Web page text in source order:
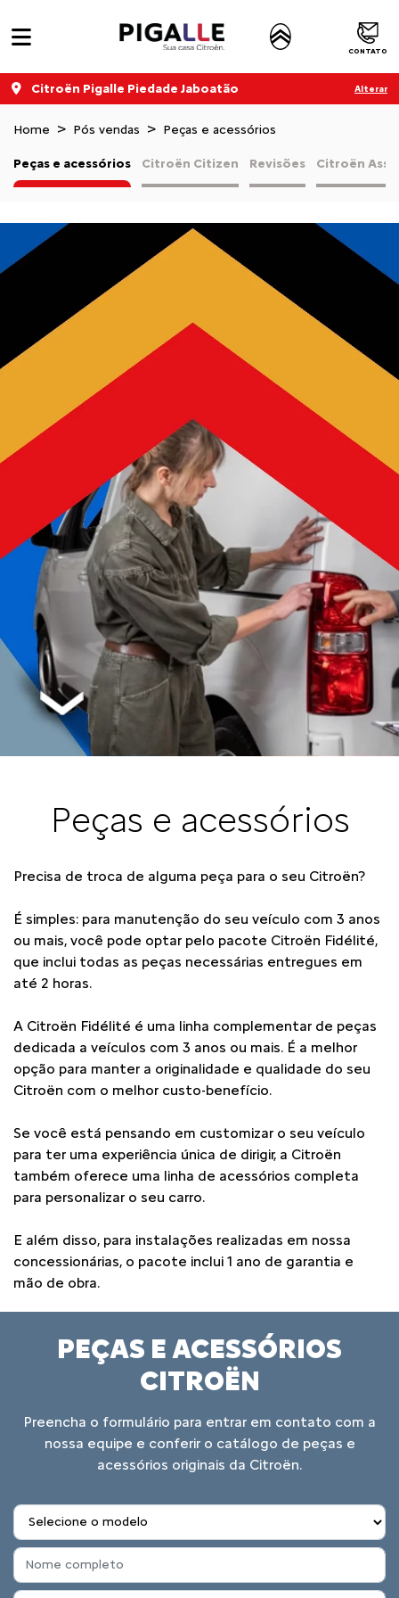
CONTATO
Citroën Pigalle Piedade Jaboatão Alterar
Home Pós vendas Peças e acessórios
Citroën Citizen Revisões
Peças e acessórios Citroën
Peças e acessórios
Precisa de troca de alguma peça para o seu Citroën?
É simples: para manutenção do seu veículo com 3 anos
ou mais, você pode optar pelo pacote Citroën Fidélité,
que inclui todas as peças necessárias entregues em
até 2 horas.
A Citroën Fidélité é uma linha complementar de peças
dedicada a veículos com 3 anos ou mais. É a melhor
opção para manter a originalidade e qualidade do seu
Citroën com o melhor custo-benefício.
Se você está pensando em customizar o seu veículo
para ter uma experiência única de dirigir, a Citroën
também oferece uma linha de acessórios completa
para personalizar o seu carro.
E além disso, para instalações realizadas em nossa
concessionárias, o pacote inclui 1 ano de garantia e
mão de obra.
PEÇAS E ACESSÓRIOS
CITROËN
Preencha o formulário para entrar em contato com a
nossa equipe e conferir o catálogo de peças e
acessórios originais da Citroën.